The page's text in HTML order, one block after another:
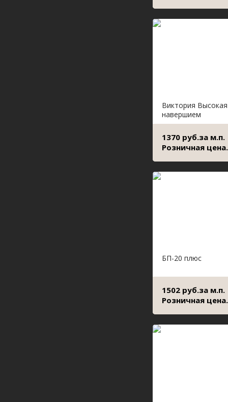
Виктория
навершием
1370 руб.за м.п.
Розничная цена.
БП-20 плюс
1502 руб.за м.п.
Розничная цена.